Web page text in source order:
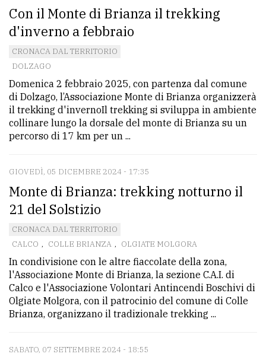
Con il Monte di Brianza il trekking
d'inverno a febbraio
CRONACA DAL TERRITORIO
DOLZAGO
Domenica 2 febbraio 2025, con partenza dal comune
di Dolzago, l’Associazione Monte di Brianza organizzerà
il trekking d'invernoIl trekking si sviluppa in ambiente
collinare lungo la dorsale del monte di Brianza su un
percorso di 17 km per un ...
GIOVEDÌ, 05 DICEMBRE 2024 - 17:35
Monte di Brianza: trekking notturno il
21 del Solstizio
CRONACA DAL TERRITORIO
CALCO , COLLE BRIANZA , OLGIATE MOLGORA
In condivisione con le altre fiaccolate della zona,
l'Associazione Monte di Brianza, la sezione C.A.I. di
Calco e l'Associazione Volontari Antincendi Boschivi di
Olgiate Molgora, con il patrocinio del comune di Colle
Brianza, organizzano il tradizionale trekking ...
SABATO, 07 SETTEMBRE 2024 - 18:55